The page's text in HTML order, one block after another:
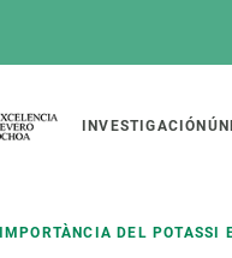
Main
INVESTIGACIÓN
DEL POTASSI